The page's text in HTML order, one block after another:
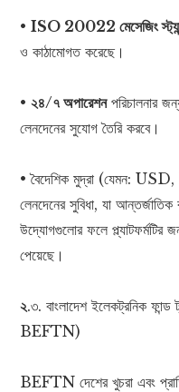
•ISO 20022 মেসেজিং
ও কাঠামোগত করেছে।
•২৪/৭ অপারেশনপরিচালনার
লেনদেনের সুযোগ তৈরি করবে।
• বৈদেশিক মুদ্রা (যেমন:
লেনদেনের সুবিধা, যা
উদ্যোগগুলোর ফলে প্ল্যাটফর্মটির
পেয়েছে।
২.৩. বাংলাদেশ ইলেকট্রনিক
BEFTN)
BEFTN দেশের খুচরা এবং